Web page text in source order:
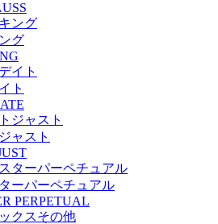
グ
ト
ャスト
ーパーペチュアル
PERPETUAL